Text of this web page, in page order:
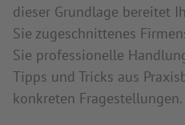
dieser Grundlage bereitet
Sie zugeschnittenes
Sie professionelle
Tipps und Tricks aus
konkreten Fragestellungen.